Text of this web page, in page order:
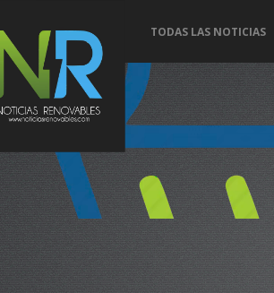
TODAS LAS NOTICIAS